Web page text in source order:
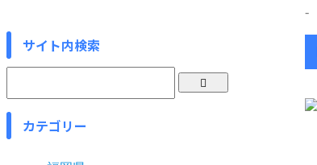
-
サイト内検索
カテゴリー